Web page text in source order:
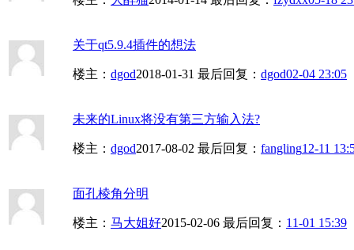
关于qt5.9.4插件的想法
楼主： dgod2018-01-31 最后回复： dgod02-04 23:05
未来的Linux将没有第三方输入法?
楼主： dgod2017-08-02 最后回复： fangling12-11
面孔棱角分明
楼主： 马大姐好2015-02-06 最后回复： 11-01 15:39